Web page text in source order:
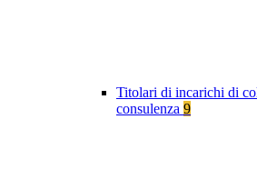
Titolari di incarichi di
consulenza 9